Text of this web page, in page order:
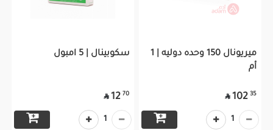
ميريونال 150 وحده دوليه | 1
أم
35
102

1
سكوبينال | 5 امبول
70
12

1